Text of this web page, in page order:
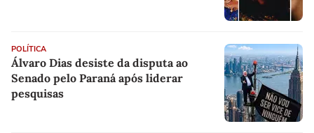
POLÍTICA
Álvaro Dias desiste da disputa ao
Senado pelo Paraná após liderar
pesquisas